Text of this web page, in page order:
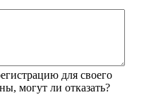
для своего
могут ли отказать?